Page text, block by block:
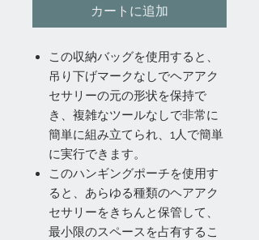
カートに追加
この収納バッグを使用すると、
吊り下げマークなしでヘアアク
セサリーの元の形状を保持で
き、複雑なツールなしで非常に
簡単に組み立てられ、1人で簡単
に実行できます。
このハンギングポーチを使用す
ると、あらゆる種類のヘアアク
セサリーをきちんと保管して、
最小限のスペースを占有するこ